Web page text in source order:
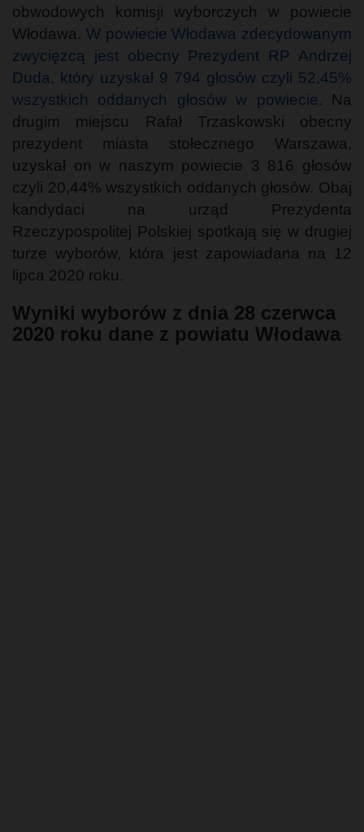
obwodowych komisji wyborczych w powiecie
Włodawa. W powiecie Włodawa zdecydowanym
zwycięzcą jest obecny Prezydent RP Andrzej
Duda, który uzyskał 9 794 głosów czyli 52,45%
wszystkich oddanych głosów w powiecie. Na
drugim miejscu Rafał Trzaskowski obecny
prezydent miasta stołecznego Warszawa,
uzyskał on w naszym powiecie 3 816 głosów
czyli 20,44% wszystkich oddanych głosów. Obaj
kandydaci na urząd Prezydenta
Rzeczypospolitej Polskiej spotkają się w drugiej
turze wyborów, która jest zapowiadana na 12
lipca 2020 roku.
Wyniki wyborów z dnia 28 czerwca
2020 roku dane z powiatu Włodawa